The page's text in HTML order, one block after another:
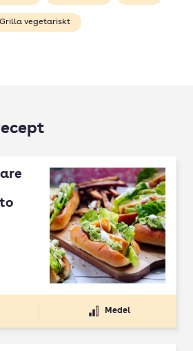
Grilla vegetariskt
Medel